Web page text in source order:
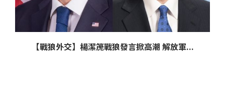
【戰狼外交】楊潔箎戰狼發言掀高潮 解放軍...